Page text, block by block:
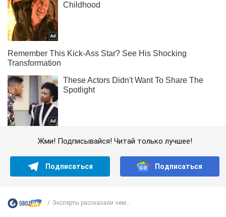
Жми! Подписывайся! Читай только лучшее!
Подписаться Подписаться
Эксперты рассказали чем...